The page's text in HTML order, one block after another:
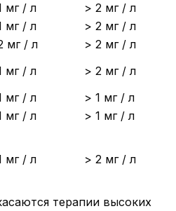
мг / л
> 2 мг / л
мг / л
> 2 мг / л
мг / л
> 2 мг / л
мг / л
> 2 мг / л
мг / л
> 1 мг / л
мг / л
> 1 мг / л
мг / л > 2 мг / л
терапии высоких